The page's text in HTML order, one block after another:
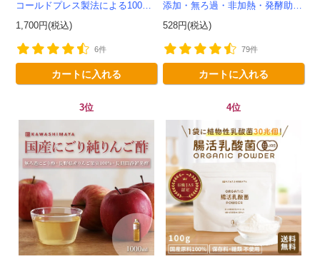
コールドプレス製法による100%
ザクロジュース
1,700円(税込)
6件
カートに入れる
添加・無ろ過・非加熱・発酵助剤
不使用のアップルサイダービネガ
ー -かわしま屋-
528円(税込)
79件
カートに入れる
3位 4位